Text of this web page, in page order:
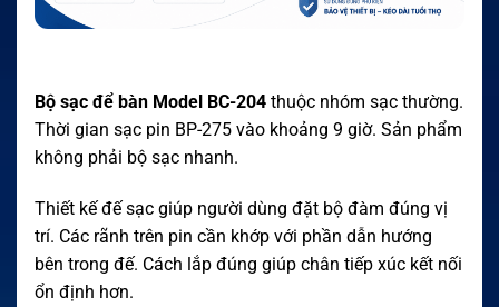
Bộ sạc để bàn Model BC-204 thuộc nhóm sạc thường.
Thời gian sạc pin BP-275 vào khoảng 9 giờ. Sản phẩm
không phải bộ sạc nhanh.
Thiết kế đế sạc giúp người dùng đặt bộ đàm đúng vị
trí. Các rãnh trên pin cần khớp với phần dẫn hướng
bên trong đế. Cách lắp đúng giúp chân tiếp xúc kết nối
ổn định hơn.